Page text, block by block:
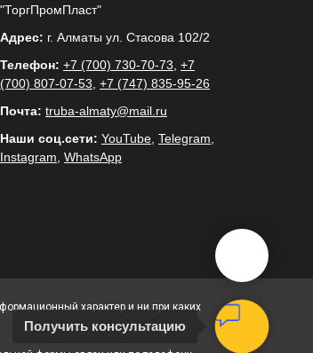
Получить консультацию
"ТоргПромПласт"
Адрес: г. Алматы ул. Стасова 102/2
Телефон: +7 (700) 730-70-73, +7
(700) 807-07-53, +7 (747) 835-95-26
Почта: truba-almaty@mail.ru
Наши соц.сети: YouTube, Telegram,
Instagram, WhatsApp
характер и ни при каких